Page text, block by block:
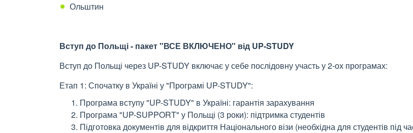
Ольштин
Вступ до Польщі - пакет "ВСЕ ВКЛЮЧЕНО" від UP-STUDY
Вступ до Польщі через UP-STUDY включає у себе послідовну участь у 2-ох програмах:
Етап 1: Спочатку в Україні у "Програмі UP-STUDY":
Програма вступу "UP-STUDY" в Україні: гарантія зарахування
Програма "UP-SUPPORT" у Польщі (3 роки): підтримка студентів
Підготовка документів для відкриття Національного візи (необхідна для студентів під